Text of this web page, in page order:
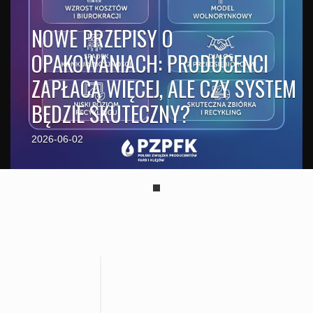
NOWE PRZEPISY O
OPAKOWANIACH: PRODUCENCI
ZAPŁACĄ WIĘCEJ, ALE CZY SYSTEM
BĘDZIE SKUTECZNY?
2026-06-02